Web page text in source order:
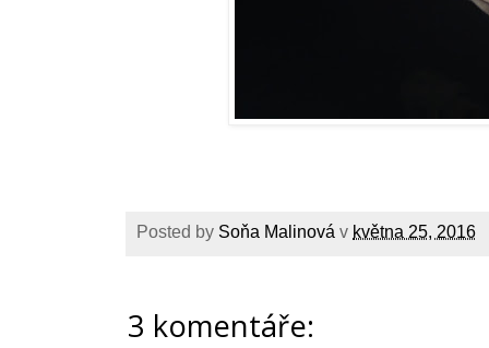
Posted by Soňa Malinová v května 25, 2016
3 komentáře: